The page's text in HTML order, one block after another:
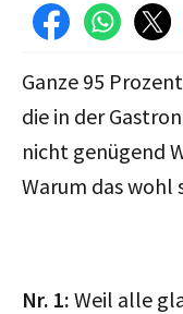
Ganze 95
die in der
nicht genügend
Warum das wohl
Nr. 1: Weil alle